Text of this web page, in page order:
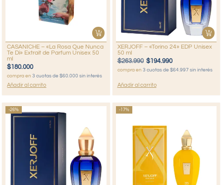
CASANICHE – «La Rosa Que Nunca
Te Dí» Extrait de Parfum Unisex 50
ml
$180.000
compra en3 cuotas de $60.000 sin interés
Añadir al carrito
XERJOFF – «Torino 24» EDP Unisex
50 ml
$263.990 $194.990
compra en 3 cuotas de $64.997 sin interés
Añadir al carrito
-26% -17%